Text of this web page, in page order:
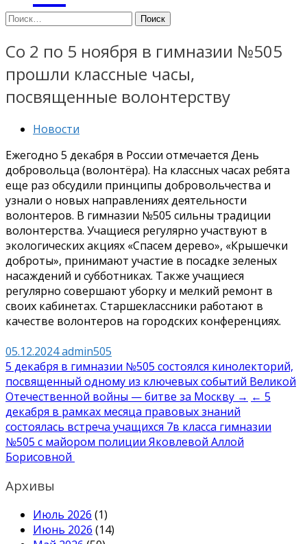
Найти:
Со 2 по 5 ноября в гимназии №505
прошли классные часы,
посвященные волонтерству
Новости
Ежегодно 5 декабря в России отмечается День
добровольца (волонтёра). На классных часах ребята
еще раз обсудили принципы добровольчества и
узнали о новых направлениях деятельности
волонтеров. В гимназии №505 сильны традиции
волонтерства. Учащиеся регулярно участвуют в
экологических акциях «Спасем дерево», «Крышечки
доброты», принимают участие в посадке зеленых
насаждений и субботниках. Также учащиеся
регулярно совершают уборку и мелкий ремонт в
своих кабинетах. Старшеклассники работают в
качестве волонтеров на городских конференциях.
05.12.2024admin505
Навигация
по
записям
5 декабря в гимназии №505 состоялся кинолекторий,
посвященный одному из ключевых событий Великой
Отечественной войны — битве за Москву → ← 5
декабря в рамках месяца правовых знаний
состоялась встреча учащихся 7в класса гимназии
№505 с майором полиции Яковлевой Аллой
Борисовной
Архивы
Июль 2026 (1)
Июнь 2026 (14)